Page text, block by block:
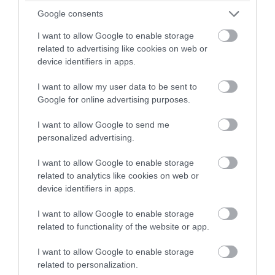
Google consents
I want to allow Google to enable storage
related to advertising like cookies on web or
device identifiers in apps.
I want to allow my user data to be sent to
Google for online advertising purposes.
I want to allow Google to send me
personalized advertising.
I want to allow Google to enable storage
related to analytics like cookies on web or
device identifiers in apps.
I want to allow Google to enable storage
related to functionality of the website or app.
I want to allow Google to enable storage
related to personalization.
αφετέρου τη διασφάλιση της νομιμοφάνειας,
δηλώσεων.
Περαιτέρω, οι ποσότητες της βενζίνης που δεν
εξάγονταν αποθηκεύονταν προσωρινά σε
εγκαταστάσεις σε περιοχή της Θεσσαλονίκης,
που μισθώνονταν από τον αρχηγό της
υποομάδας και εν συνεχεία, με τη χρήση
εικονικών παραστατικών μεταφέρονταν σε
διοχετεύονταν σε πρατήρια καυσίμων, τα οποία
συνδέονταν με τον κεντρικό πυρήνα της
οργάνωσης.
Για την κάλυψη της δράσης τους, τα μέλη της
δεύτερης υποομάδας, είχαν αναπτύξει ένα
ολόκληρο πλέγμα μεθοδεύσεων:
– εφοδίαζαν τους οδηγούς των βυτιοφόρων με